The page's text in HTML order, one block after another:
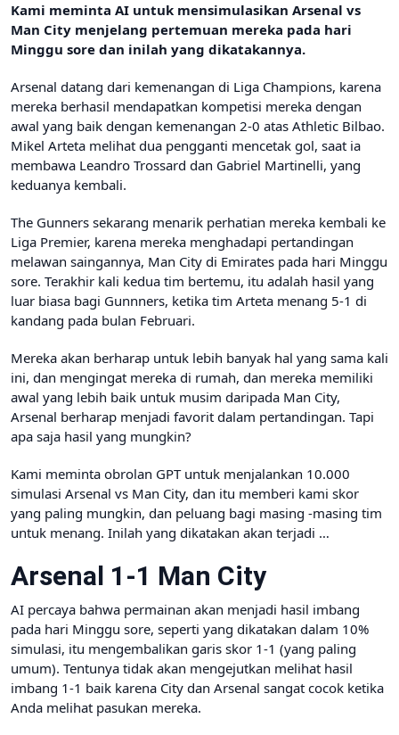
Kami meminta AI untuk mensimulasikan Arsenal vs
Man City menjelang pertemuan mereka pada hari
Minggu sore dan inilah yang dikatakannya.
Arsenal datang dari kemenangan di Liga Champions, karena
mereka berhasil mendapatkan kompetisi mereka dengan
awal yang baik dengan kemenangan 2-0 atas Athletic Bilbao.
Mikel Arteta melihat dua pengganti mencetak gol, saat ia
membawa Leandro Trossard dan Gabriel Martinelli, yang
keduanya kembali.
The Gunners sekarang menarik perhatian mereka kembali ke
Liga Premier, karena mereka menghadapi pertandingan
melawan saingannya, Man City di Emirates pada hari Minggu
sore. Terakhir kali kedua tim bertemu, itu adalah hasil yang
luar biasa bagi Gunnners, ketika tim Arteta menang 5-1 di
kandang pada bulan Februari.
Mereka akan berharap untuk lebih banyak hal yang sama kali
ini, dan mengingat mereka di rumah, dan mereka memiliki
awal yang lebih baik untuk musim daripada Man City,
Arsenal berharap menjadi favorit dalam pertandingan. Tapi
apa saja hasil yang mungkin?
Kami meminta obrolan GPT untuk menjalankan 10.000
simulasi Arsenal vs Man City, dan itu memberi kami skor
yang paling mungkin, dan peluang bagi masing -masing tim
untuk menang. Inilah yang dikatakan akan terjadi …
Arsenal 1-1 Man City
AI percaya bahwa permainan akan menjadi hasil imbang
pada hari Minggu sore, seperti yang dikatakan dalam 10%
simulasi, itu mengembalikan garis skor 1-1 (yang paling
umum). Tentunya tidak akan mengejutkan melihat hasil
imbang 1-1 baik karena City dan Arsenal sangat cocok ketika
Anda melihat pasukan mereka.